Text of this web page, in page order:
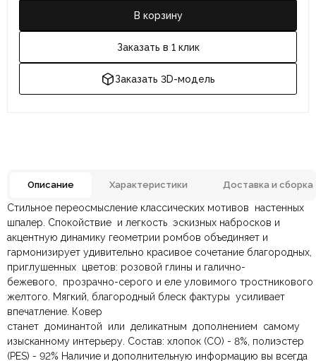
В корзину
Заказать в 1 клик
Заказать 3D-модель
Описание Характеристики Доставка и сборка
Стильное переосмысление классических мотивов настенных
шпалер. Спокойствие и легкость эскизных набросков и
акцентную динамику геометрии ромбов объединяет и
гармонизирует удивительно красивое сочетание благородных,
приглушенных цветов: розовой глины и галично-
бежевого, прозрачно-серого и еле уловимого тростникового
желтого. Мягкий, благородный блеск фактуры усиливает
впечатление. Ковер
станет доминантой или деликатным дополнением самому
изысканному интерьеру. Состав: хлопок (CO) - 8%, полиэстер
(PES) - 92% Наличие и дополнительную информацию вы всегда
Материал Полиэстр, Хлопок
Тип дизайна
Геометричный,
Современный
Тип ковра Ворсовой, Тканный
Страна производитель Турция
По всей России:отправляем через транспортную
компанию СДЭК. Срок доставки —до 7 дней
По Москве и Санкт-Петербургу:быстрая
Яндекс.Доставка— доставка в день заказа.
Оплата в салоне-магазине— наличными или картой
при самовывозе.
Безналичная оплата по счёту— для юридических и
физических лиц.
Онлайн оплата картой
сайт.
Отзывов ещё нет. Напишите первым.
Ваша общая оценка
Заголовок вашего отзыва